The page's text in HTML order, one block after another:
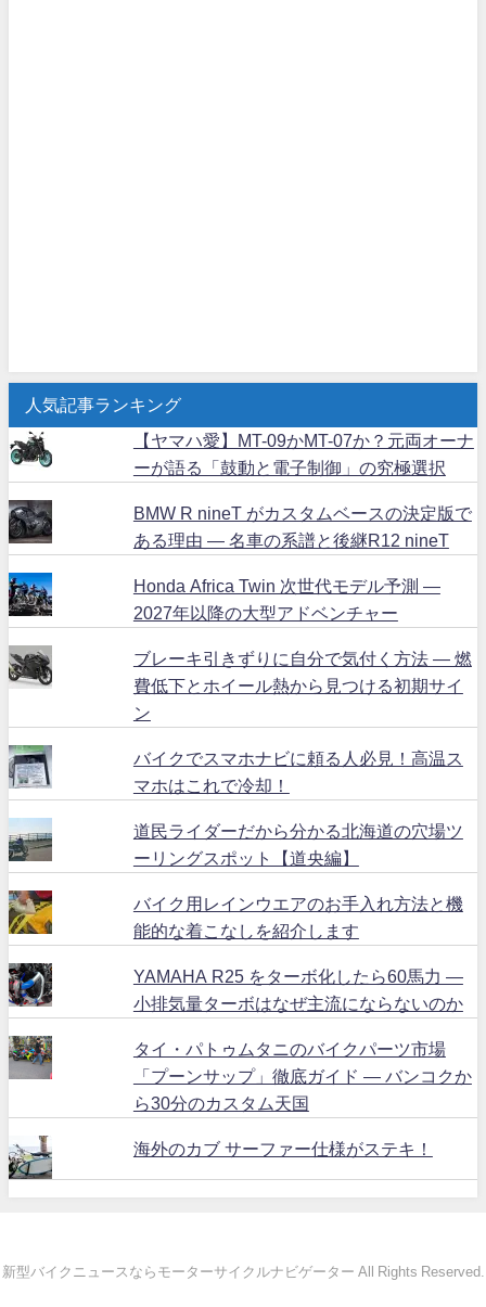
人気記事ランキング
【ヤマハ愛】MT-09かMT-07か？元両オーナ
ーが語る「鼓動と電子制御」の究極選択
BMW R nineT がカスタムベースの決定版で
ある理由 ― 名車の系譜と後継R12 nineT
Honda Africa Twin 次世代モデル予測 ―
2027年以降の大型アドベンチャー
ブレーキ引きずりに自分で気付く方法 ― 燃
費低下とホイール熱から見つける初期サイ
ン
バイクでスマホナビに頼る人必見！高温ス
マホはこれで冷却！
道民ライダーだから分かる北海道の穴場ツ
ーリングスポット【道央編】
バイク用レインウエアのお手入れ方法と機
能的な着こなしを紹介します
YAMAHA R25 をターボ化したら60馬力 ―
小排気量ターボはなぜ主流にならないのか
タイ・パトゥムタニのバイクパーツ市場
「プーンサップ」徹底ガイド ― バンコクか
ら30分のカスタム天国
海外のカブ サーファー仕様がステキ！
新型バイクニュースならモーターサイクルナビゲーター All Rights Reserved.